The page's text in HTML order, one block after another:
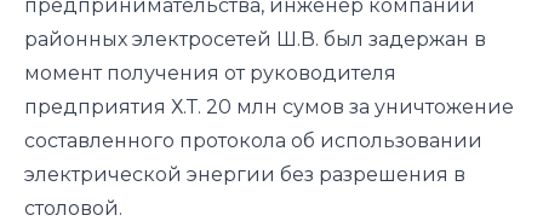
предпринимательства, инженер компании
районных электросетей Ш.В. был задержан в
момент получения от руководителя
предприятия Х.Т. 20 млн сумов за уничтожение
составленного протокола об использовании
электрической энергии без разрешения в
столовой.